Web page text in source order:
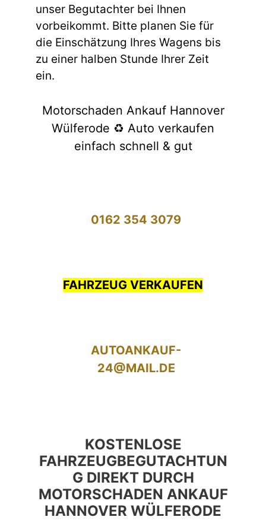
unser Begutachter bei Ihnen
vorbeikommt. Bitte planen Sie für
die Einschätzung Ihres Wagens bis
zu einer halben Stunde Ihrer Zeit
ein.
Motorschaden Ankauf Hannover
Wülferode ♻️ Auto verkaufen
einfach schnell & gut
0162 354 3079
FAHRZEUG VERKAUFEN
AUTOANKAUF-
24@MAIL.DE
KOSTENLOSE
FAHRZEUGBEGUTACHTUN
G DIREKT DURCH
MOTORSCHADEN ANKAUF
HANNOVER WÜLFERODE